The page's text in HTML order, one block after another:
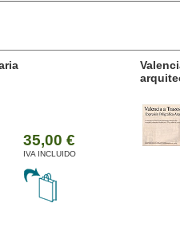
Valencia a
arquitectónica